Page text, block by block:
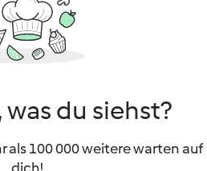
du siehst?
als 100 000 weitere warten auf